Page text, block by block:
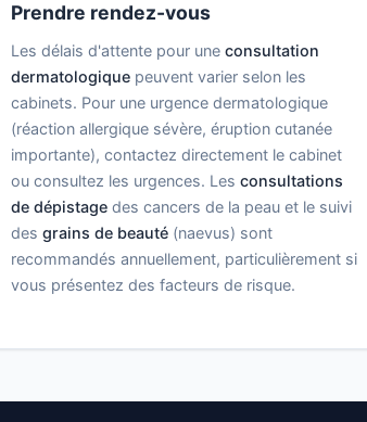
Prendre rendez-vous
Les délais d'attente pour uneconsultation
dermatologique peuvent varier selon les
cabinets. Pour une urgence dermatologique
(réaction allergique sévère, éruption cutanée
importante), contactez directement le cabinet
ou consultez les urgences. Lesconsultations
de dépistage des cancers de la peau et le suivi
desgrains de beauté (naevus) sont
recommandés annuellement, particulièrement si
vous présentez des facteurs de risque.